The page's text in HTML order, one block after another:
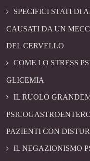
SPECIFICI STATI DI
CAUSATI DA UN
DEL CERVELLO
COME LO STRESS
GLICEMIA
IL RUOLO
PAZIENTI CON
IL NEGAZIONISMO